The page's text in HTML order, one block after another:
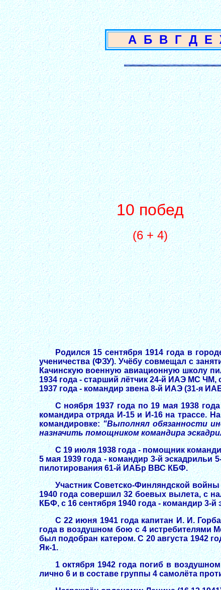
А Б В Г Д Е
10 побед
(6 + 4)
Родился 15 сентября 1914 года в
ученичества (ФЗУ). Учёбу совмещал с
Качинскую военную авиационную школу
1934 года - старший лётчик 24-й ИАЭ МС
1937 года - командир звена 8-й ИАЭ (31-я
С ноября 1937 года по 19 мая 1938
командира отряда И-15 и И-16 на трассе.
командировке:"Выполнял обязанности
назначить помощником командира
С 19 июля 1938 года - помощник
5 мая 1939 года - командир 3-й эскадрильи
пилотирования 61-й ИАБр ВВС КБФ.
Участник Советско-Финляндской
1940 года совершил 32 боевых вылета, с
КБФ, с 16 сентября 1940 года - командир 3-
С 22 июня 1941 года капитан И. И.
года в воздушном бою с 4 истребителями
был подобран катером. С 20 августа 1942
Як-1.
1 октября 1942 года погиб в
лично 6 и в составе группы 4 самолёта